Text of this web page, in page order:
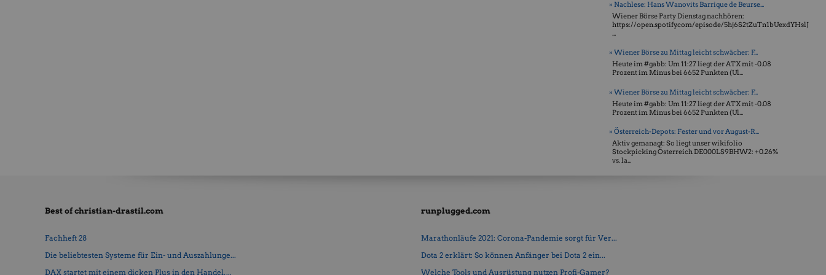
» Nachlese: Hans Wanovits Barrique de Beurse...
Wiener Börse Party Dienstag nachhören:
https://open.spotify.com/episode/5hj6S2tZuTn1bUexdYHslJ
...
» Wiener Börse zu Mittag leicht schwächer: F...
Heute im #gabb: Um 11:27 liegt der ATX mit -0.08
Prozent im Minus bei 6652 Punkten (Ul...
» Wiener Börse zu Mittag leicht schwächer: F...
Heute im #gabb: Um 11:27 liegt der ATX mit -0.08
Prozent im Minus bei 6652 Punkten (Ul...
» Österreich-Depots: Fester und vor August-R...
Aktiv gemanagt: So liegt unser wikifolio
Stockpicking Öster­reich DE000LS9BHW2: +0.26%
vs. la...
Best of christian-drastil.com
Fachheft 28
Die beliebtesten Systeme für Ein- und Auszahlunge...
DAX startet mit einem dicken Plus in den Handel, ...
runplugged.com
Marathonläufe 2021: Corona-Pandemie sorgt für Ver...
Dota 2 erklärt: So können Anfänger bei Dota 2 ein...
Welche Tools und Ausrüstung nutzen Profi-Gamer?